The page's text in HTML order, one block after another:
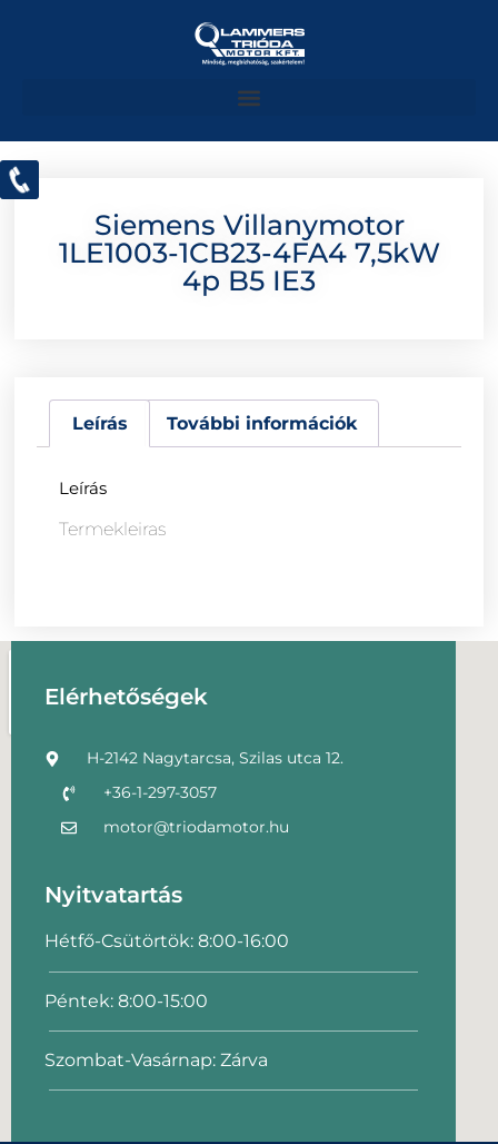
Siemens Villanymotor
1LE1003-1CB23-4FA4 7,5kW
4p B5 IE3
Leírás További információk
Leírás
Termekleiras
Elérhetőségek
H-2142 Nagytarcsa, Szilas utca 12.
+36-1-297-3057
motor@triodamotor.hu
Nyitvatartás
Hétfő-Csütörtök: 8:00-16:00
Péntek: 8:00-15:00
Szombat-Vasárnap: Zárva